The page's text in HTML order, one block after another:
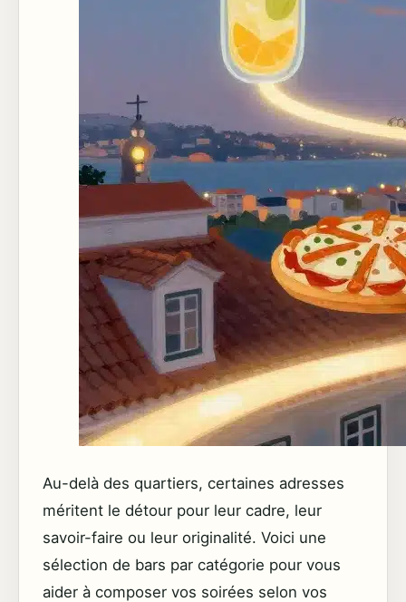
Au-delà des quartiers, certaines adresses
méritent le détour pour leur cadre, leur
savoir-faire ou leur originalité. Voici une
sélection de bars par catégorie pour vous
aider à composer vos soirées selon vos